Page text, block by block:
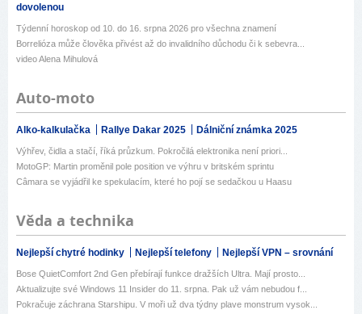
dovolenou
Týdenní horoskop od 10. do 16. srpna 2026 pro všechna znamení
Borrelióza může člověka přivést až do invalidního důchodu či k sebevra...
video Alena Mihulová
Auto-moto
Alko-kalkulačka Rallye Dakar 2025 Dálniční známka 2025
Výhřev, čidla a stačí, říká průzkum. Pokročilá elektronika není priori...
MotoGP: Martin proměnil pole position ve výhru v britském sprintu
Câmara se vyjádřil ke spekulacím, které ho pojí se sedačkou u Haasu
Věda a technika
Nejlepší chytré hodinky Nejlepší telefony Nejlepší VPN – srovnání
Bose QuietComfort 2nd Gen přebírají funkce dražších Ultra. Mají prosto...
Aktualizujte své Windows 11 Insider do 11. srpna. Pak už vám nebudou f...
Pokračuje záchrana Starshipu. V moři už dva týdny plave monstrum vysok...